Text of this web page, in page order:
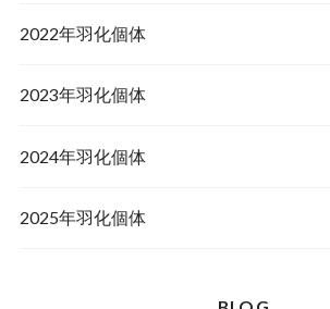
佐賀県神埼郡神埼町産オオクワガタ
山梨県甲斐市産
山形県西置賜郡小國町産
新潟県十日町市産
山梨県韮崎市穂坂町産
兵庫県川辺郡猪名川町産
山梨県甲斐市産
佐賀県神埼郡神埼町
2022年羽化個体
青森県十和田市産
宮城県栗原市産
茨城県小美玉市産
2023年羽化個体
岩手県奥州市産
山形県西置賜郡小國町産
2024年羽化個体
青森県十和田市産
2025年羽化個体